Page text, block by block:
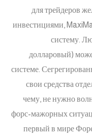
для трейдеров
инвестициями,
систему.
долларовый)
системе.
свои средства
чему, не нужно
форс-мажорных
первый в мире